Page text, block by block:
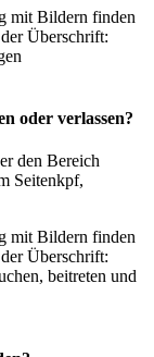
mit Bildern finden
Überschrift:
oder verlassen?
den Bereich
Seitenkpf,
mit Bildern finden
Überschrift:
beitreten und